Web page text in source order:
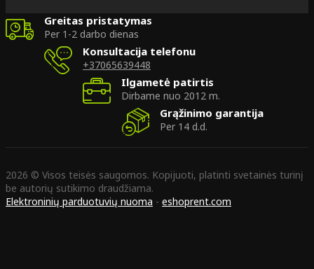
Greitas pristatymas
Per 1-2 darbo dienas
Konsultacija telefonu
+37065639448
Ilgametė patirtis
Dirbame nuo 2012 m.
Grąžinimo garantija
Per 14 d.d.
2026 © Visos teisės saugomos. Kopijuoti, platinti svetainės turinį
be autorių sutikimo draudžiama.
Elektroninių parduotuvių nuoma - eshoprent.com